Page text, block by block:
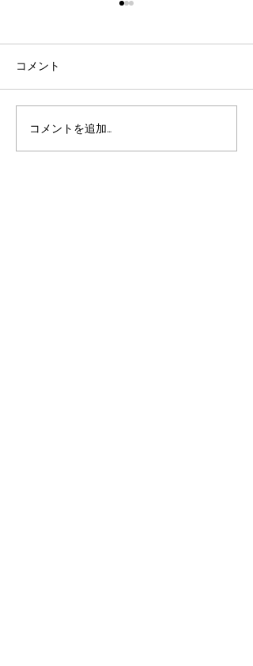
最近はSNSを利用する事がほ
とんどになり、HPに記事を
しまい最後の更新から２年以
上経過しています。 この２年
コメント
コメントを追加…